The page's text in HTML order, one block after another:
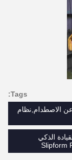
Tags:
الاصطدام,نظام
الذكي